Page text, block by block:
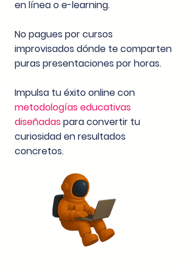
en línea o e-learning.
No pagues por cursos
improvisados dónde te comparten
puras presentaciones por horas.
Impulsa tu éxito online con
metodologías educativas
diseñadas para convertir tu
curiosidad en resultados
concretos.